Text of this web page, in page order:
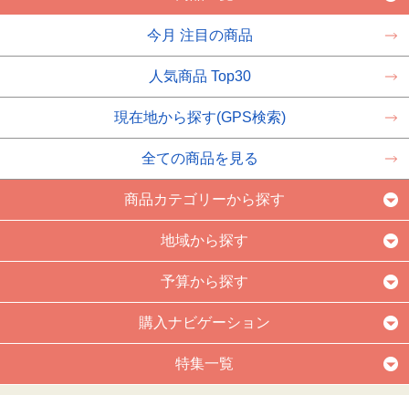
今月 注目の商品
人気商品 Top30
現在地から探す(GPS検索)
全ての商品を見る
商品カテゴリーから探す
地域から探す
予算から探す
購入ナビゲーション
特集一覧